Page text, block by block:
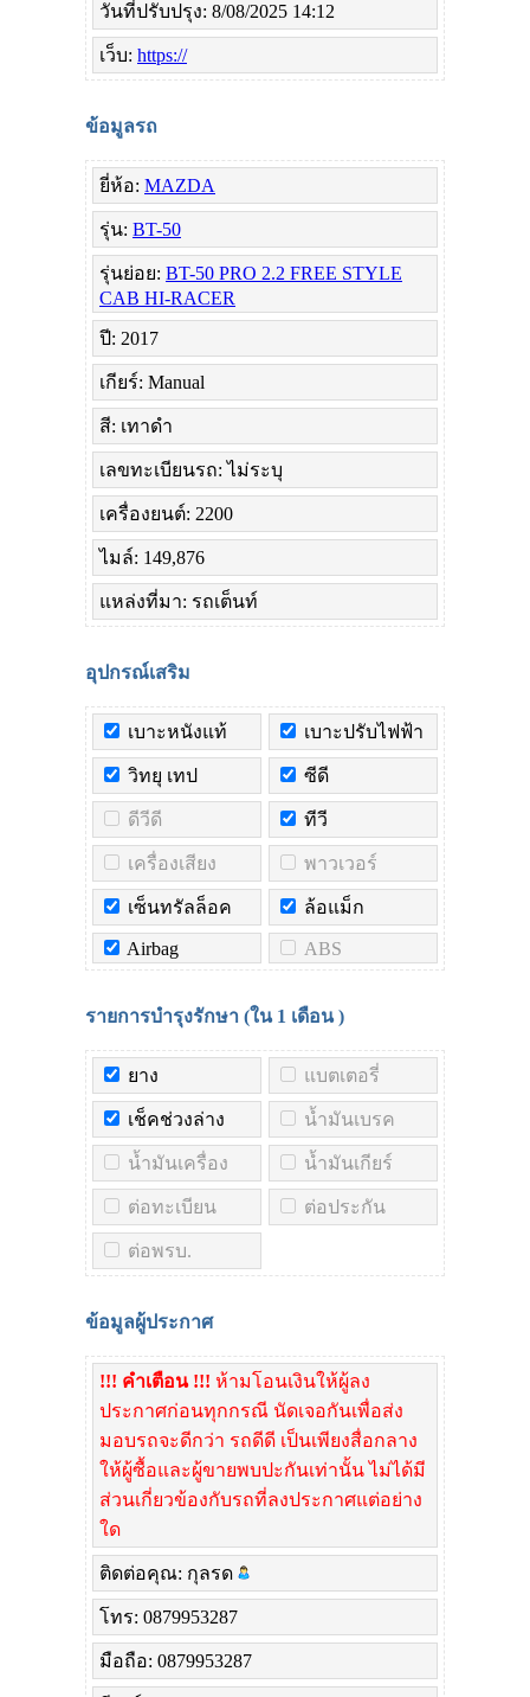
วันที่ปรับปรุง: 8/08/2025 14:12
เว็บ: https://
ข้อมูลรถ
ยี่ห้อ: MAZDA
รุ่น: BT-50
รุ่นย่อย: BT-50 PRO 2.2 FREE STYLE
CAB HI-RACER
ปี: 2017
เกียร์: Manual
สี: เทาดำ
เลขทะเบียนรถ: ไม่ระบุ
เครื่องยนต์: 2200
ไมล์: 149,876
แหล่งที่มา: รถเต็นท์
อุปกรณ์เสริม
เบาะหนังแท้ เบาะปรับไฟฟ้า
วิทยุ เทป ซีดี
ดีวีดี ทีวี
เครื่องเสียง พาวเวอร์
เซ็นทรัลล็อค ล้อแม็ก
Airbag ABS
รายการบำรุงรักษา (ใน 1 เดือน)
ยาง แบตเตอรี่
เช็คช่วงล่าง น้ำมันเบรค
น้ำมันเครื่อง น้ำมันเกียร์
ต่อทะเบียน ต่อประกัน
ต่อพรบ.
ข้อมูลผู้ประกาศ
!!! คำเตือน !!! ห้ามโอนเงินให้ผู้ลง
ประกาศก่อนทุกกรณี นัดเจอกันเพื่อส่ง
มอบรถจะดีกว่า รถดีดี เป็นเพียงสื่อกลาง
ให้ผู้ซื้อและผู้ขายพบปะกันเท่านั้น ไม่ได้มี
ส่วนเกี่ยวข้องกับรถที่ลงประกาศแต่อย่าง
ใด
ติดต่อคุณ: กุลรด
โทร: 0879953287
มือถือ: 0879953287